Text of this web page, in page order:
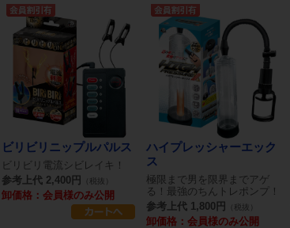
ビリビリニップルパルス
ビリビリ電流シビレイキ！
参考上代 2,400円
（税抜）
卸価格：会員様のみ公開
ハイプレッシャーエック
ス
極限まで男を限界までアゲ
る！最強のちんトレポンプ！
参考上代 1,800円
（税抜）
卸価格：会員様のみ公開